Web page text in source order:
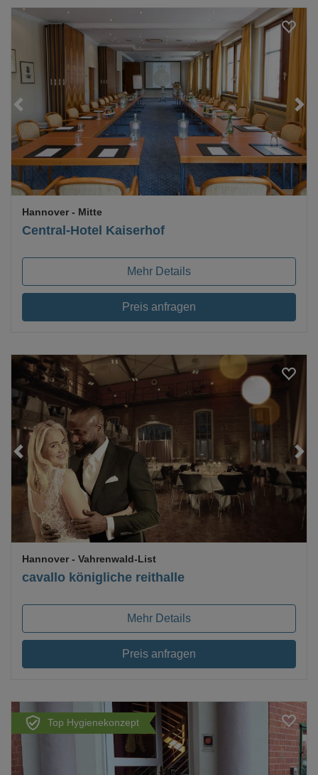
Loading...
Central-Hotel Kaiserhof
Hannover - Mitte
Mehr Details
Preis anfragen
Loading...
cavallo königliche reithalle
Hannover - Vahrenwald-List
Mehr Details
Preis anfragen
Top Hygienekonzept